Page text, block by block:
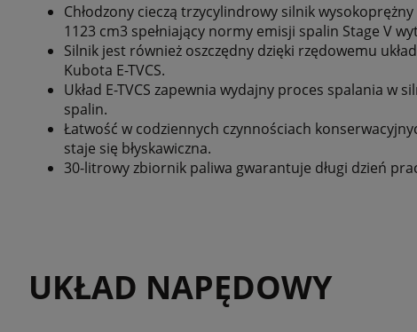
Chłodzony cieczą trzycylindrowy silnik
1123 cm3 spełniający normy emisji spalin Stage V
Silnik jest również oszczędny dzięki rzędowemu
Kubota E-TVCS.
Układ E-TVCS zapewnia wydajny proces spalania w
spalin.
Łatwość w codziennych czynnościach
staje się błyskawiczna.
30-litrowy zbiornik paliwa gwarantuje długi dzień
UKŁAD NAPĘDOWY